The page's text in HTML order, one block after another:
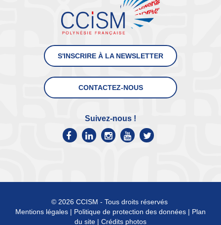
S'INSCRIRE À LA NEWSLETTER
CONTACTEZ-NOUS
Suivez-nous !
© 2026 CCISM - Tous droits réservés
Mentions légales | Politique de protection des données | Plan
du site | Crédits photos